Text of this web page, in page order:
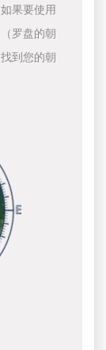
果要使用
罗盘的朝
到您的朝